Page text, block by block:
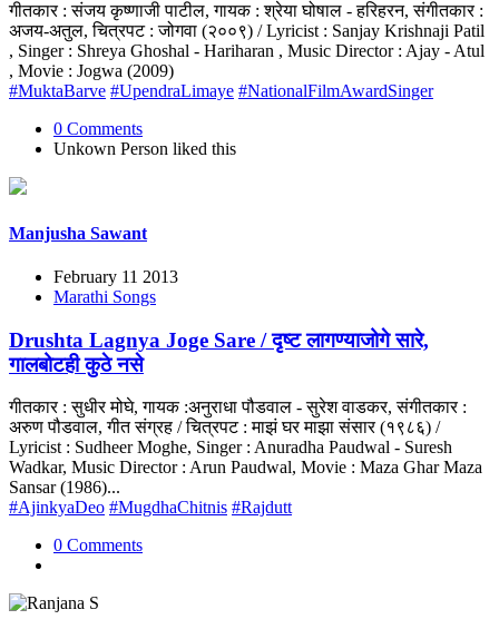
गीतकार : संजय कृष्णाजी पाटील, गायक : श्रेया घोषाल - हरिहरन, संगीतकार :
अजय-अतुल, चित्रपट : जोगवा (२००९) / Lyricist : Sanjay Krishnaji Patil
, Singer : Shreya Ghoshal - Hariharan , Music Director : Ajay - Atul
, Movie : Jogwa (2009)
#MuktaBarve #UpendraLimaye #NationalFilmAwardSinger
0 Comments
Unkown Person liked this
Manjusha Sawant
February 11 2013
Marathi Songs
Drushta Lagnya Joge Sare / दृष्ट लागण्याजोगे सारे,
गालबोटही कुठे नसे
गीतकार : सुधीर मोघे, गायक :अनुराधा पौडवाल - सुरेश वाडकर, संगीतकार :
अरुण पौडवाल, गीत संग्रह / चित्रपट : माझं घर माझा संसार (१९८६) /
Lyricist : Sudheer Moghe, Singer : Anuradha Paudwal - Suresh
Wadkar, Music Director : Arun Paudwal, Movie : Maza Ghar Maza
Sansar (1986)...
#AjinkyaDeo #MugdhaChitnis #Rajdutt
0 Comments